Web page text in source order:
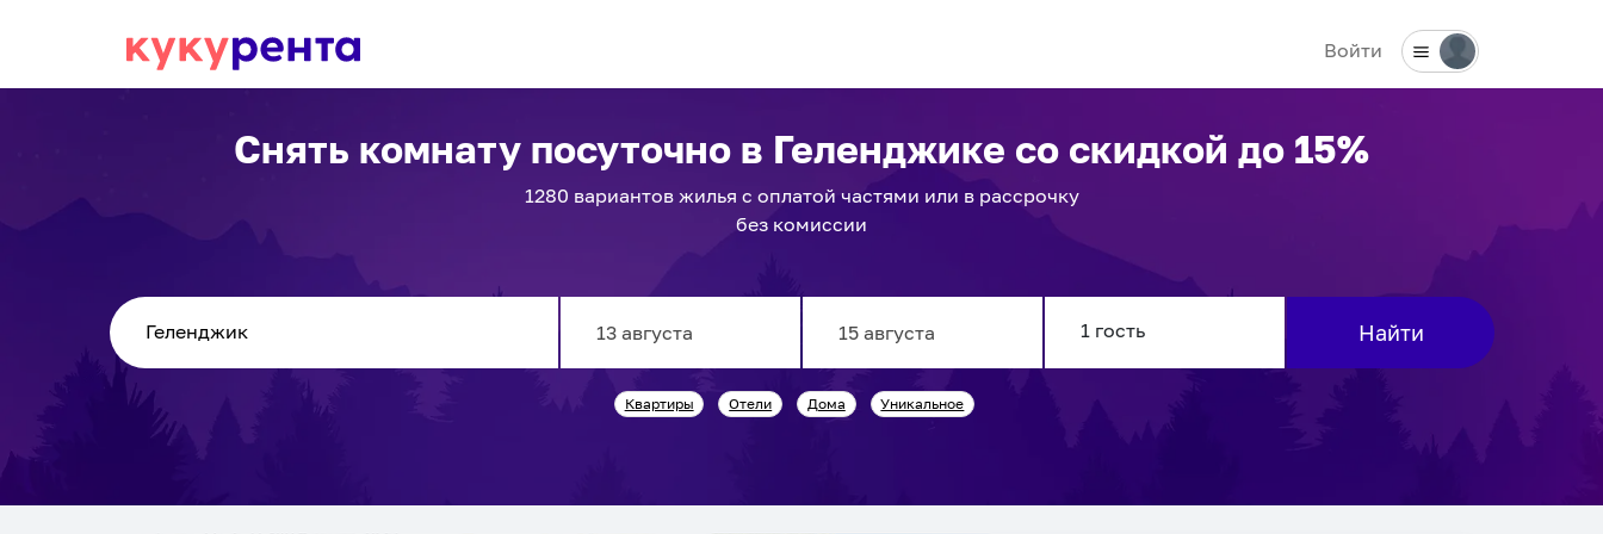
Войти
Снять комнату посуточно в Геленджике со скидкой до 15%
1280 вариантовжилья с оплатой частями или в рассрочку
без комиссии
forward
backward
Найти
Квартиры Отели Дома Уникальное